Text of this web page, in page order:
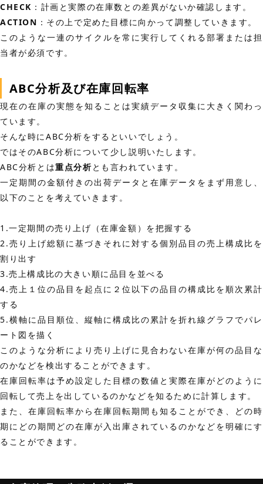
CHECK ：計画と実際の在庫数との差異がないか確認します。
ACTION ：その上で定めた目標に向かって調整していきます。
このような一連のサイクルを常に実行してくれる部署または担
当者が必須です。
ABC分析及び在庫回転率
現在の在庫の実態を知ることは実績データ収集に大きく関わっ
ています。
そんな時にABC分析をするといいでしょう。
ではそのABC分析について少し説明いたします。
ABC分析とは重点分析とも言われています。
一定期間の金額付きの出荷データと在庫データをまず用意し、
以下のことを考えていきます。
1.一定期間の売り上げ（在庫金額）を把握する
2.売り上げ総額に基づきそれに対する個別品目の売上構成比を
割り出す
3.売上構成比の大きい順に品目を並べる
4.売上１位の品目を起点に２位以下の品目の構成比を順次累計
する
5.横軸に品目順位、縦軸に構成比の累計を折れ線グラフでパレ
ート図を描く
このような分析により売り上げに見合わない在庫が何の品目な
のかなどを検出することができます。
在庫回転率は予め設定した目標の数値と実際在庫がどのように
回転して売上を出しているのかなどを知るために計算します。
また、在庫回転率から在庫回転期間も知ることができ、どの時
期にどの期間どの在庫が入出庫されているのかなどを明確にす
ることができます。